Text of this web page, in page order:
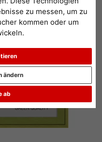
zu messen, um zu
kommen oder um
ab
ändern